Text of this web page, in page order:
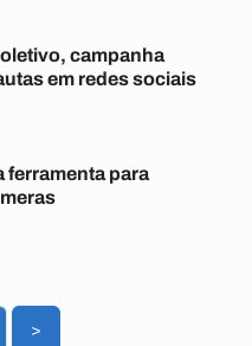
campanha
em redes sociais
ferramenta para
>